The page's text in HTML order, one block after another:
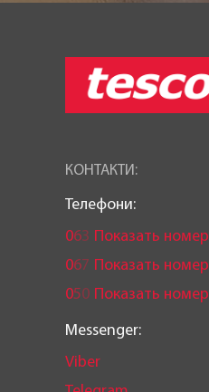
КОНТАКТИ:
Телефони:
063 Показать номер
067 Показать номер
050 Показать номер
Messenger:
Viber